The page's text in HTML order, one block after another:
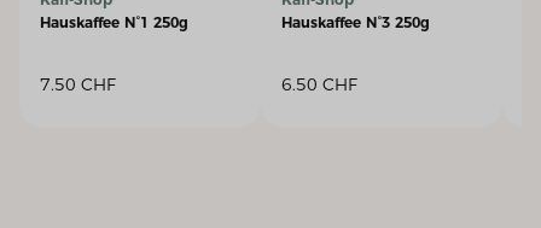
Hauskaffee N°1 250g
7.50 CHF
Hauskaffee N°3 250g
6.50 CHF